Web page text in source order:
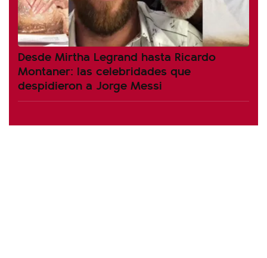
Desde Mirtha Legrand hasta Ricardo
Montaner: las celebridades que
despidieron a Jorge Messi